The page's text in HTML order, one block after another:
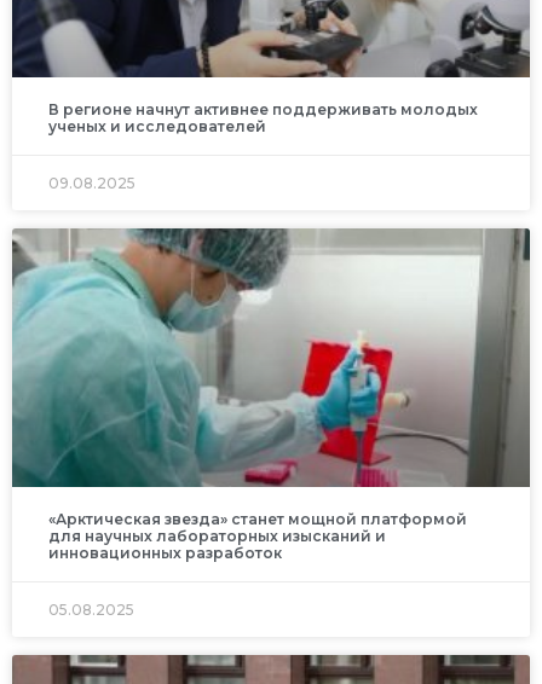
В регионе начнут активнее поддерживать молодых
ученых и исследователей
09.08.2025
«Арктическая звезда» станет мощной платформой
для научных лабораторных изысканий и
инновационных разработок
05.08.2025